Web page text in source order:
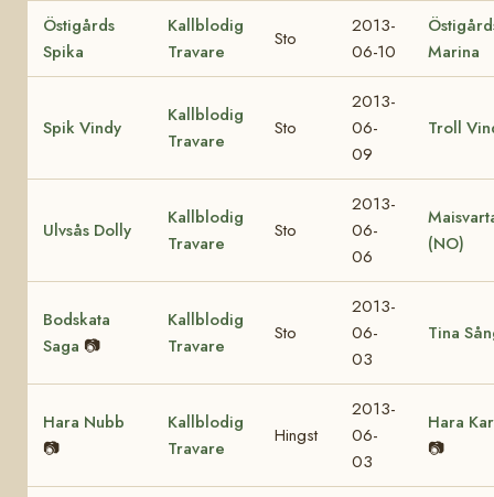
Östigårds
Spika
Kallblodig
Travare
Sto
2013-
06-10
Marina
Spik Vindy
Kallblodig
Travare
Sto
2013-
06-
09
Troll
Ulvsås Dolly
Kallblodig
Travare
Sto
2013-
06-
06
(NO)
Bodskata
Saga 📷
Kallblodig
Travare
Sto
2013-
06-
03
Tina
Hara Nubb
📷
Kallblodig
Travare
Hingst
2013-
06-
03
Hara
📷